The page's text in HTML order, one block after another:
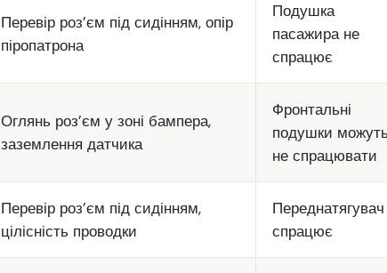
Перевір роз’єм під сидінням, опір
піропатрона
Подушка
пасажира не
спрацює
Оглянь роз’єм у зоні бампера,
заземлення датчика
Фронтальні
подушки
не спрацювати
Перевір роз’єм під сидінням,
цілісність проводки
спрацює